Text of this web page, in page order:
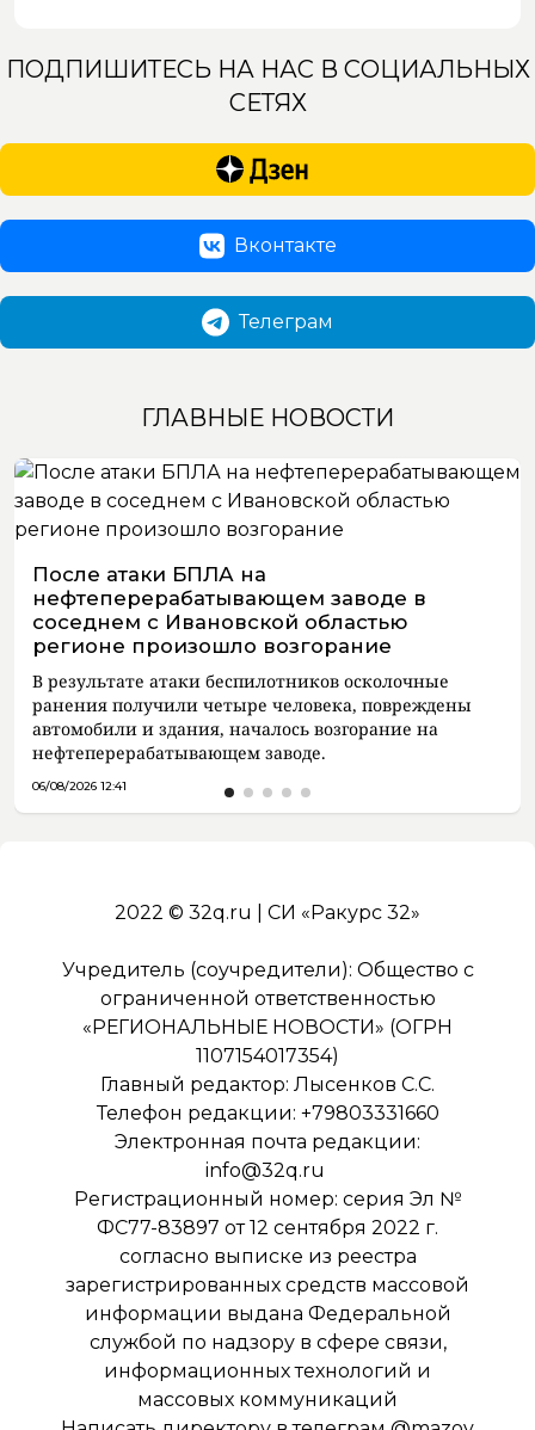
ПОДПИШИТЕСЬ НА НАС В СОЦИАЛЬНЫХ
СЕТЯХ
Вконтакте
Телеграм
ГЛАВНЫЕ НОВОСТИ
После атаки БПЛА на
нефтеперерабатывающем заводе в
соседнем с Ивановской областью
регионе произошло возгорание
В результате атаки беспилотников осколочные
ранения получили четыре человека, повреждены
автомобили и здания, началось возгорание на
нефтеперерабатывающем заводе.
06/08/2026 12:41
2022 © 32q.ru | СИ «Ракурс 32»
Учредитель (соучредители): Общество с
ограниченной ответственностью
«РЕГИОНАЛЬНЫЕ НОВОСТИ» (ОГРН
1107154017354)
Главный редактор: Лысенков С.С.
Телефон редакции: +79803331660
Электронная почта редакции:
info@32q.ru
Регистрационный номер: серия Эл №
ФС77-83897 от 12 сентября 2022 г.
согласно выписке из реестра
зарегистрированных средств массовой
информации выдана Федеральной
службой по надзору в сфере связи,
информационных технологий и
массовых коммуникаций